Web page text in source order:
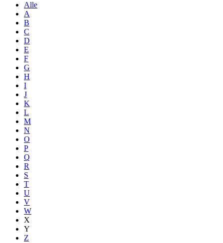
Alle
A
B
C
D
E
F
G
H
I
J
K
L
M
N
O
P
Q
R
S
T
U
V
W
X
Y
Z